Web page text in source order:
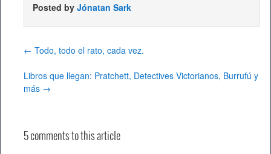
Posted by Jónatan Sark
← Todo, todo el rato, cada vez.
Libros que llegan: Pratchett, Detectives Victorianos, Burrufú y
más →
5 comments to this article